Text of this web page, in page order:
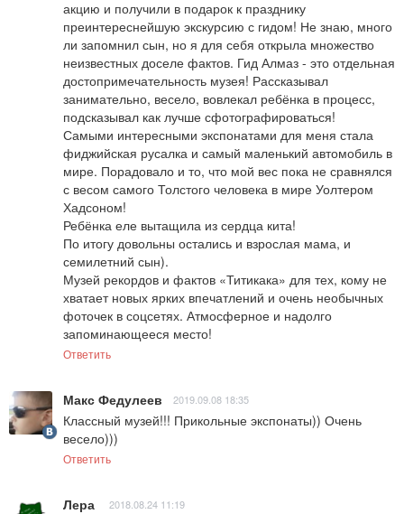
акцию и получили в подарок к празднику
преинтереснейшую экскурсию с гидом! Не знаю, много
ли запомнил сын, но я для себя открыла множество
неизвестных доселе фактов. Гид Алмаз - это отдельная
достопримечательность музея! Рассказывал
занимательно, весело, вовлекал ребёнка в процесс,
подсказывал как лучше сфотографироваться!
Самыми интересными экспонатами для меня стала
фиджийская русалка и самый маленький автомобиль в
мире. Порадовало и то, что мой вес пока не сравнялся
с весом самого Толстого человека в мире Уолтером
Хадсоном!
Ребёнка еле вытащила из сердца кита!
По итогу довольны остались и взрослая мама, и
семилетний сын).
Музей рекордов и фактов «Титикака» для тех, кому не
хватает новых ярких впечатлений и очень необычных
фоточек в соцсетях. Атмосферное и надолго
запоминающееся место!
Ответить
Макс Федулеев 2019.09.08 18:35
Классный музей!!! Прикольные экспонаты)) Очень
весело)))
Ответить
Лера 2018.08.24 11:19